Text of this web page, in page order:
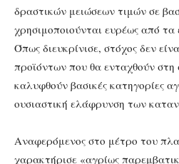
δραστικών μειώσεων τιμών σε
χρησιμοποιούνται ευρέως από τα
Όπως διευκρίνισε, στόχος δεν
προϊόντων που θα ενταχθούν
καλυφθούν βασικές κατηγορίες
ουσιαστική ελάφρυνση των
Αναφερόμενος στο μέτρο του
χαρακτήρισε «αγρίως